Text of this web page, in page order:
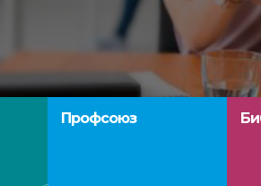
Профсоюз